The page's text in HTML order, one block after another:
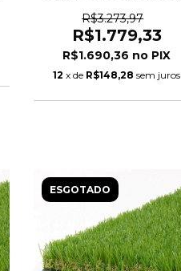
15,00m
R$3.273,97
R$1.779,33
R$1.690,36
12 x de R$148,28 sem juros
ESGOTADO